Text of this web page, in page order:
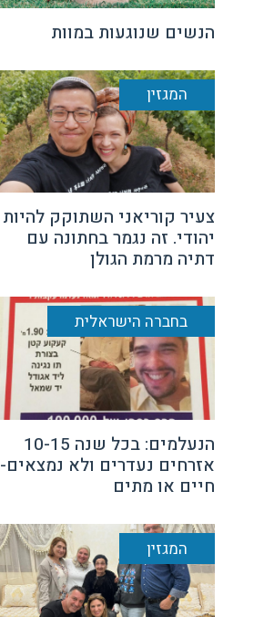
הנשים שנוגעות במוות
המגזין
צעיר קוריאני השתוקק להיות
יהודי. זה נגמר בחתונה עם
דתיה מרמת הגולן
בחברה הישראלית
הנעלמים: בכל שנה 10-15
אזרחים נעדרים ולא נמצאים-
חיים או מתים
המגזין